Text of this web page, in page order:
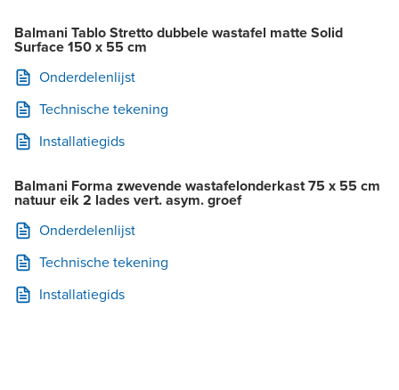
Balmani Tablo Stretto dubbele wastafel matte Solid
Surface 150 x 55 cm
Onderdelenlijst
Technische tekening
Installatiegids
Balmani Forma zwevende wastafelonderkast 75 x 55 cm
natuur eik 2 lades vert. asym. groef
Onderdelenlijst
Technische tekening
Installatiegids